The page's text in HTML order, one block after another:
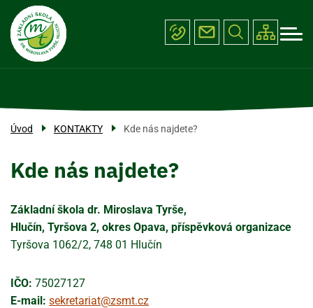
Přejít
hlavnímu
obsahu
Menu
navigace
ŠKOLA
PROJEKTY
ÚŘEDNÍ DESKA
KONTAKTY
Úvod KONTAKTY Kde nás najdete?
Kde nás najdete?
Základní škola dr. Miroslava Tyrše,
Hlučín, Tyršova 2, okres Opava, příspěvková organizace
Tyršova 1062/2, 748 01 Hlučín
IČO: 75027127
E-mail: sekretariat@zsmt.cz